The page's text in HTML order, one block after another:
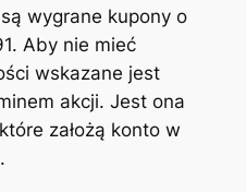
wygrane kupony o
Aby nie mieć
wskazane jest
akcji. Jest ona
założą konto w